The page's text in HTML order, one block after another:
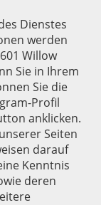
Dienstes
werden
Willow
Sie in Ihrem
Sie die
Profil
anklicken.
Seiten
darauf
Kenntnis
deren